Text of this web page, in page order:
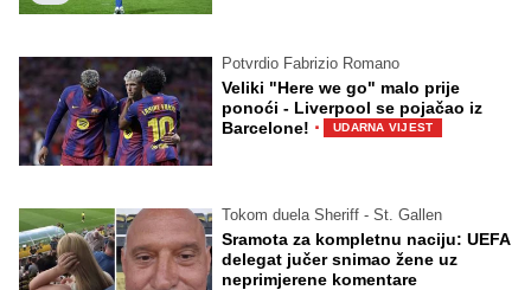
Potvrdio Fabrizio Romano
Veliki "Here we go" malo prije
ponoći - Liverpool se pojačao iz
Barcelone! · UDARNA VIJEST
Tokom duela Sheriff - St. Gallen
Sramota za kompletnu naciju: UEFA
delegat jučer snimao žene uz
neprimjerene komentare